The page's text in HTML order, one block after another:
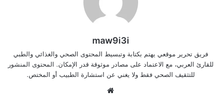
maw9i3i
فريق تحرير موقعي يهتم بكتابة وتبسيط المحتوى الصحي والغذائي والطبي
للقارئ العربي، مع الاعتماد على مصادر موثوقة قدر الإمكان. المحتوى المنشور
للتثقيف الصحي فقط ولا يغني عن استشارة الطبيب أو المختص.